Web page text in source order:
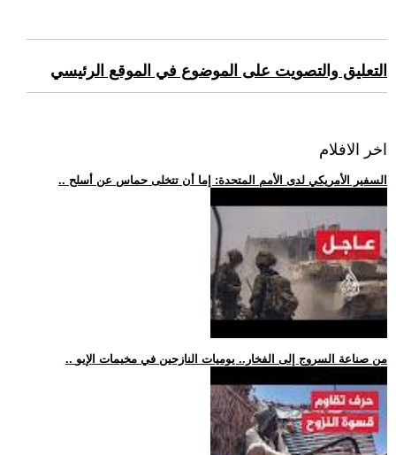
التعليق والتصويت على الموضوع في الموقع الرئيسي
اخر الافلام
.. السفير الأمريكي لدى الأمم المتحدة: إما أن تتخلى حماس عن أسلح
.. من صناعة السروج إلى الفخار.. يوميات النازحين في مخيمات الإيو